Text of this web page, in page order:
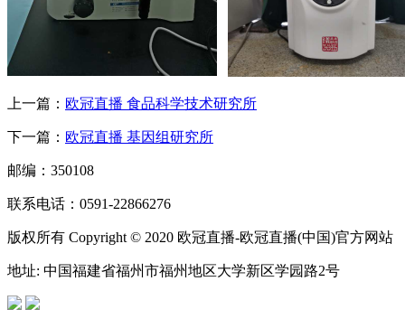
上一篇： 欧冠直播 食品科学技术研究所
下一篇： 欧冠直播 基因组研究所
邮编：350108
联系电话：0591-22866276
版权所有 Copyright © 2020 欧冠直播-欧冠直播(中国)官方网站
地址: 中国福建省福州市福州地区大学新区学园路2号